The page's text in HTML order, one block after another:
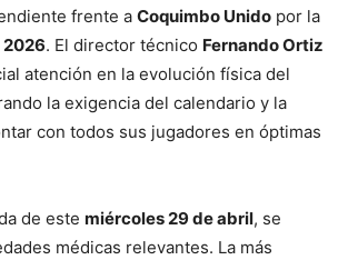
frente a Coquimbo Unido por la
2026. El director técnico Fernando Ortiz
atención en la evolución física del
la exigencia del calendario y la
con todos sus jugadores en óptimas
de este miércoles 29 de abril, se
médicas relevantes. La más